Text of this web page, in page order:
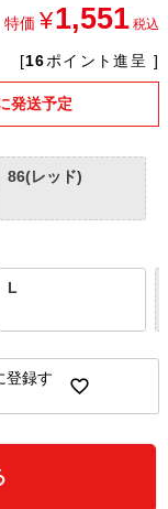
特価 ¥1,551 税込
[16ポイント進呈 ]
発送予定
86(レッド)
L
登録す